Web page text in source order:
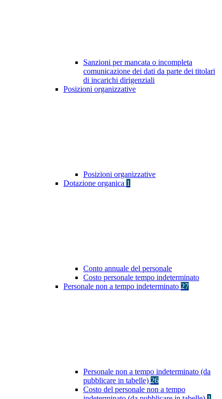
Sanzioni per mancata o incompleta
comunicazione dei dati da parte dei titolari
di incarichi dirigenziali
Posizioni organizzative
Posizioni organizzative
Dotazione organica 1
Conto annuale del personale
Costo personale tempo indeterminato
Personale non a tempo indeterminato 27
Personale non a tempo indeterminato (da
pubblicare in tabelle) 26
Costo del personale non a tempo